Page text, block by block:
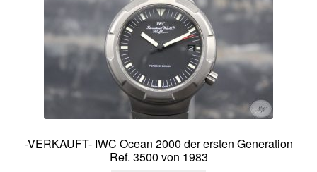
-VERKAUFT- IWC Ocean 2000 der ersten Generation
Ref. 3500 von 1983